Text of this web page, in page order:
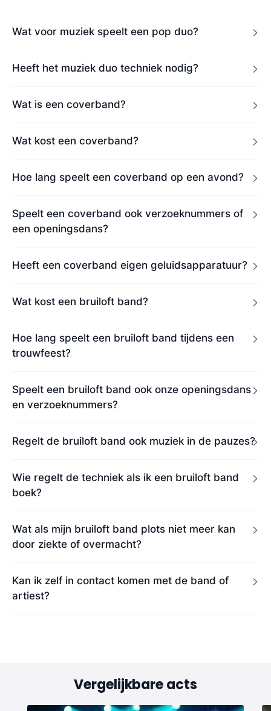
Wat voor muziek speelt een pop duo?
Heeft het muziek duo techniek nodig?
Wat is een coverband?
Wat kost een coverband?
Hoe lang speelt een coverband op een avond?
Speelt een coverband ook verzoeknummers of
een openingsdans?
Heeft een coverband eigen geluidsapparatuur?
Wat kost een bruiloft band?
Hoe lang speelt een bruiloft band tijdens een
trouwfeest?
Speelt een bruiloft band ook onze openingsdans
en verzoeknummers?
Regelt de bruiloft band ook muziek in de pauzes?
Wie regelt de techniek als ik een bruiloft band
boek?
Wat als mijn bruiloft band plots niet meer kan
door ziekte of overmacht?
Kan ik zelf in contact komen met de band of
artiest?
Vergelijkbare acts